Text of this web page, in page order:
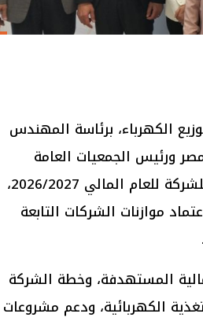
الكهرباء، برئاسة المهندس
ورئيس الجمعيات العامة
لشركات الكهرباء، مشروع الموازنة التخطيطية للشركة للعام المالي 2026/2027،
موازنات الشركات التابعة
المستهدفة، وخطة الشركة
الكهربائية، ودعم مشروعات